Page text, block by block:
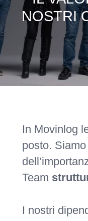
NOSTRI
In Movinlog
posto.
Team
I nostri